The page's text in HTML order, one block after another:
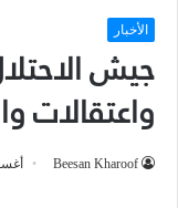
الأخبار
جيش
واعتقالات
Beesan Kharoof